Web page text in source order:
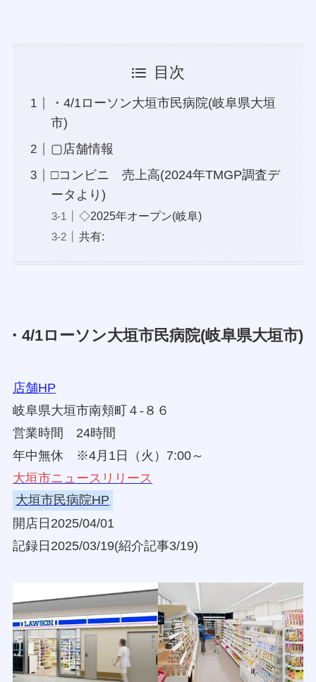
目次
・4/1ローソン大垣市民病院(岐阜県大垣
市)
▢店舗情報
□コンビニ 売上高(2024年TMGP調査デ
ータより)
◇2025年オープン(岐阜)
共有:
・4/1ローソン大垣市民病院(岐阜県大垣市)
店舗HP
岐阜県大垣市南頬町４‐８６
営業時間 24時間
年中無休 ※4月1日（火）7:00～
大垣市ニュースリリース
大垣市民病院HP
開店日2025/04/01
記録日2025/03/19(紹介記事3/19)